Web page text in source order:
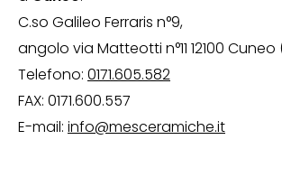
C.so Galileo Ferraris n°9,
angolo via Matteotti n°11 12100 Cuneo
Telefono: 0171.605.582
FAX: 0171.600.557
E-mail: info@mesceramiche.it